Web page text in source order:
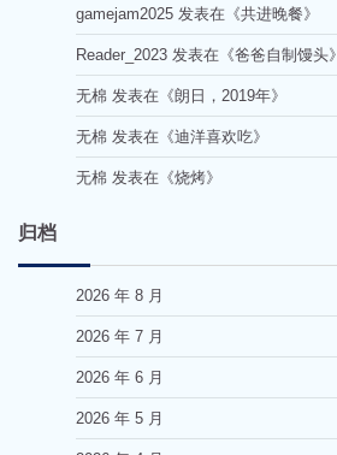
gamejam2025 发表在《共进晚餐》
Reader_2023 发表在《爸爸自制馒头》
无棉 发表在《朗日，2019年》
无棉 发表在《迪洋喜欢吃》
无棉 发表在《烧烤》
归档
2026 年 8 月
2026 年 7 月
2026 年 6 月
2026 年 5 月